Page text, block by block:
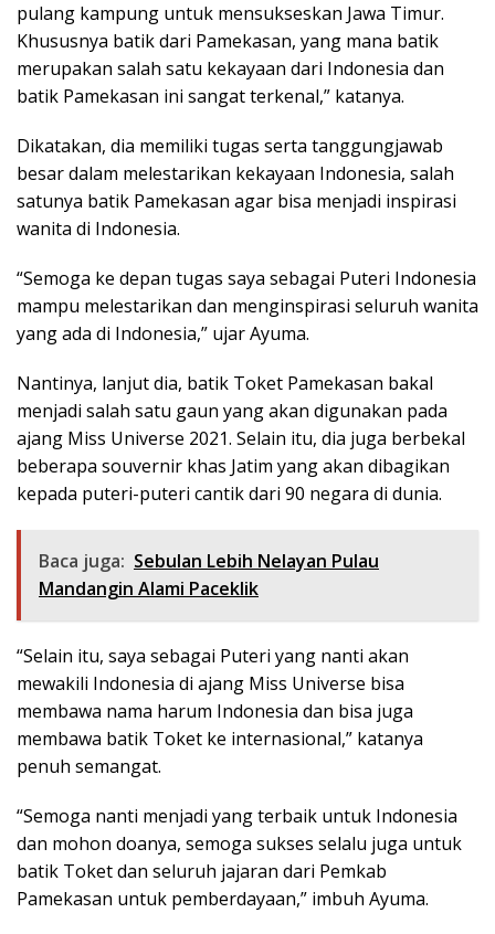
pulang kampung untuk mensukseskan Jawa Timur.
Khususnya batik dari Pamekasan, yang mana batik
merupakan salah satu kekayaan dari Indonesia dan
batik Pamekasan ini sangat terkenal,” katanya.
Dikatakan, dia memiliki tugas serta tanggungjawab
besar dalam melestarikan kekayaan Indonesia, salah
satunya batik Pamekasan agar bisa menjadi inspirasi
wanita di Indonesia.
“Semoga ke depan tugas saya sebagai Puteri Indonesia
mampu melestarikan dan menginspirasi seluruh wanita
yang ada di Indonesia,” ujar Ayuma.
Nantinya, lanjut dia, batik Toket Pamekasan bakal
menjadi salah satu gaun yang akan digunakan pada
ajang Miss Universe 2021. Selain itu, dia juga berbekal
beberapa souvernir khas Jatim yang akan dibagikan
kepada puteri-puteri cantik dari 90 negara di dunia.
Baca juga: Sebulan Lebih Nelayan Pulau
Mandangin Alami Paceklik
“Selain itu, saya sebagai Puteri yang nanti akan
mewakili Indonesia di ajang Miss Universe bisa
membawa nama harum Indonesia dan bisa juga
membawa batik Toket ke internasional,” katanya
penuh semangat.
“Semoga nanti menjadi yang terbaik untuk Indonesia
dan mohon doanya, semoga sukses selalu juga untuk
batik Toket dan seluruh jajaran dari Pemkab
Pamekasan untuk pemberdayaan,” imbuh Ayuma.